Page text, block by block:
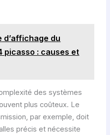
d’affichage du
picasso : causes et
des systèmes
plus coûteux. Le
par exemple, doit
précis et nécessite